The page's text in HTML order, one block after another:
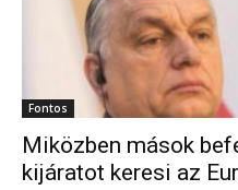
Fontos
Miközben mások
kijáratot keresi az